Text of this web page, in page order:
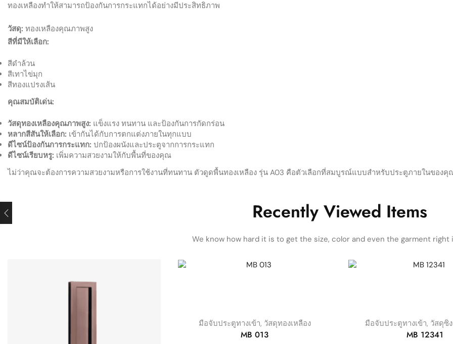
ทองเหลืองทำให้สามารถป้องกันการกระแทกได้อย่างมีประสิทธิภาพ
วัสดุ: ทองเหลืองคุณภาพสูง
สีที่มีให้เลือก:
สีดำล้วน
สีเทาไข่มุก
สีทองแปรงเส้น
คุณสมบัติเด่น:
วัสดุทองเหลืองคุณภาพสูง: แข็งแรง ทนทาน และป้องกันการกัดกร่อน
หลากสีสันให้เลือก: เข้ากันได้กับการตกแต่งภายในทุกแบบ
ดีไซน์ป้องกันการกระแทก: ปกป้องผนังและประตูจากการกระแทก
ดีไซน์เรียบหรู: เพิ่มความสวยงามให้กับพื้นที่ของคุณ
ไม่ว่าคุณจะต้องการความสวยงามหรือการใช้งานที่ทนทาน ตัวดูดพื้นทองเหลือง รุ่น A03 คือตัวเลือกที่สมบูรณ์แบบสำหรับประตูภายในของคุ
Recently Viewed Items
We know how hard it is to get the size, color and even the garment right
มือจับประตูทางเข้า, วัสดุทองเหลือง
MB 013
มือจับประตูทางเข้า, วัสดุซิ
MB 12341